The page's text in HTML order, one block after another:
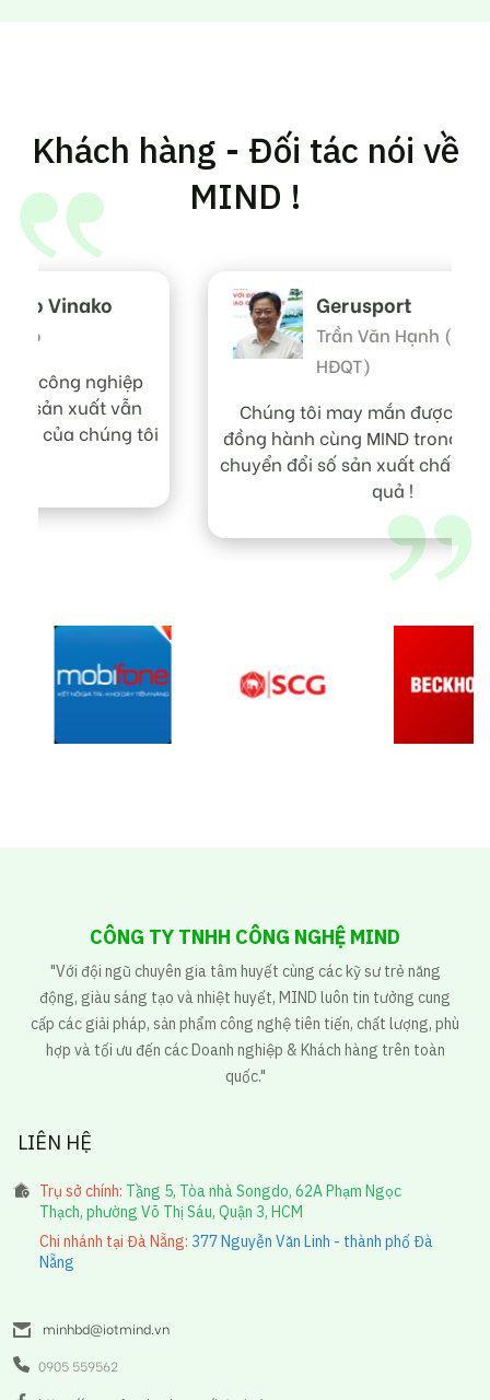
Khách hàng - Đối tác nói về
MIND !
Gerusport
Trần Văn Hạnh (Chủ tịch
Chúng tôi may mắn được hợp tác và
đồng hành cùng MIND trong nhiều dự án
chuyển đổi số sản xuất chất lượng - hiệu
CÔNG TY TNHH CÔNG NGHỆ MIND
"Với đội ngũ chuyên gia tâm huyết cùng các kỹ sư trẻ năng
động, giàu sáng tạo và nhiệt huyết, MIND luôn tin tưởng cung
cấp các giải pháp, sản phẩm công nghệ tiên tiến, chất lượng, phù
hợp và tối ưu đến các Doanh nghiệp & Khách hàng trên toàn
quốc."
LIÊN HỆ
Trụ sở chính: Tầng 5, Tòa nhà Songdo, 62A Phạm Ngọc
Thạch, phường Võ Thị Sáu, Quận 3, HCM
Chi nhánh tại Đà Nẵng: 377 Nguyễn Văn Linh - thành phố Đà
Nẵng
minhbd@iotmind.vn
0905 559562